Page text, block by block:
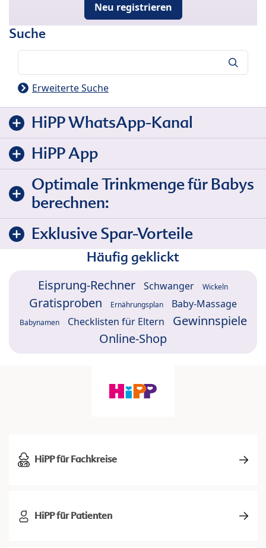
Neu registrieren
Suche
Erweiterte Suche
HiPP WhatsApp-Kanal
HiPP App
Optimale Trinkmenge für Babys
berechnen:
Exklusive Spar-Vorteile
Häufig geklickt
Eisprung-Rechner Schwanger Wickeln
Gratisproben Ernährungsplan Baby-Massage
Babynamen Checklisten für Eltern
Gewinnspiele
Online-Shop
HiPP für Fachkreise
HiPP für Patienten